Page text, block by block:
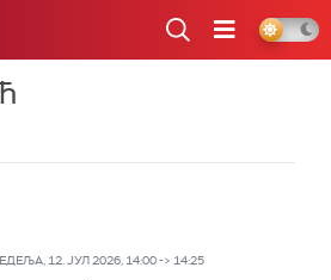
12. ЈУЛ 2026, 14:00 -> 14:25